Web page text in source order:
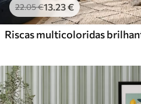
22.05€13.23€